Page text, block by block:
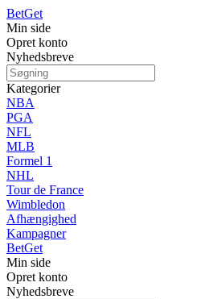
BetGet
Min side
Opret konto
Nyhedsbreve
Kategorier
NBA
PGA
NFL
MLB
Formel 1
NHL
Tour de France
Wimbledon
Afhængighed
Kampagner
BetGet
Min side
Opret konto
Nyhedsbreve